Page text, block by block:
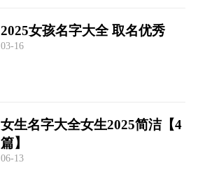
2025女孩名字大全 取名优秀
03-16
女生名字大全女生2025简洁【4
篇】
06-13